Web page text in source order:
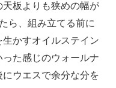
板よりも狭めの幅が
ら、組み立てる前に
かすオイルステイン
た感じのウォールナ
ウエスで余分な分を